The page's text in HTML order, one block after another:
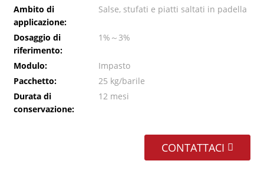
Ambito di
applicazione:
Salse, stufati e piatti saltati in padella
Dosaggio di
riferimento:
1%～3%
Modulo:
Impasto
Pacchetto:
25 kg/barile
Durata di
conservazione:
12 mesi
CONTATTACI